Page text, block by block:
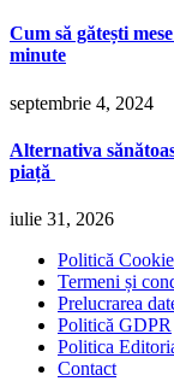
Cum să gătești
minute
septembrie 4, 2024
Alternativa
piață
iulie 31, 2026
Politică
Termeni și
Prelucrarea
Politică GDPR
Politica
Contact